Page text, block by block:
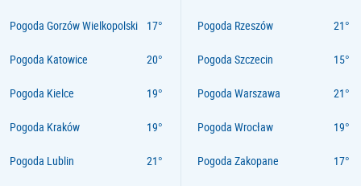
Pogoda Gorzów Wielkopolski
Pogoda Katowice
Pogoda Kielce
Pogoda Kraków
Pogoda Lublin
Pogoda Rzeszów
Pogoda Szczecin
Pogoda Warszawa
Pogoda Wrocław
Pogoda Zakopane